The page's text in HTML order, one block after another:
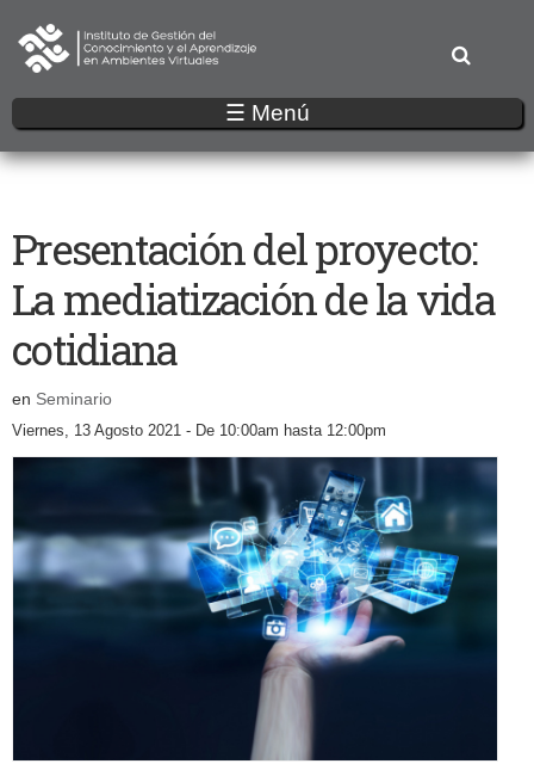
al
contenido
principal
☰ Menú
Presentación del proyecto:
La mediatización de la vida
cotidiana
en Seminario
Viernes, 13 Agosto 2021 - De 10:00am hasta 12:00pm